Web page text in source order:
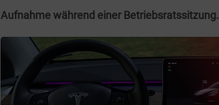
Aufnahme während einer Betriebsratssitzung.